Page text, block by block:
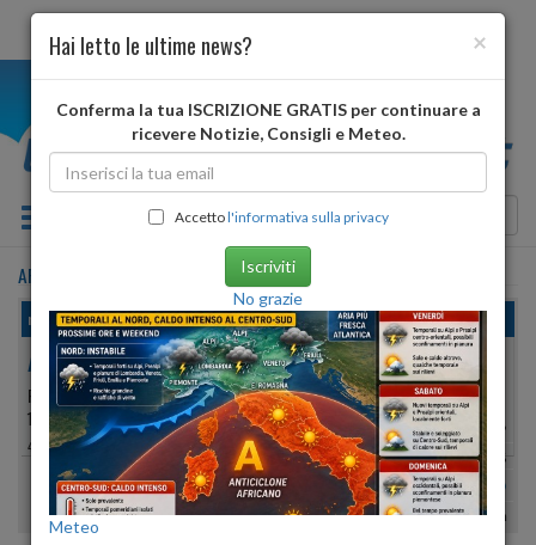
Toggle navigation
ARCORE dopodomani
martedì, 11 agosto 2026
ARCORE
PROVINCIA DI:MONZA E DELLA BRIANZA
193 METRI S.L.M.
45º 37′ 39″ N 9º 19′ 36″ E
Min:28°| Max:
30°
Umidità44%- 51%
vento debole
Pioggia:0 mm| Neve:0 mm
×
Hai letto le ultime news?
Conferma la tua ISCRIZIONE GRATIS per continuare a
ricevere Notizie, Consigli e Meteo.
Accettol'informativa sulla privacy
Iscriviti
No grazie
Meteo